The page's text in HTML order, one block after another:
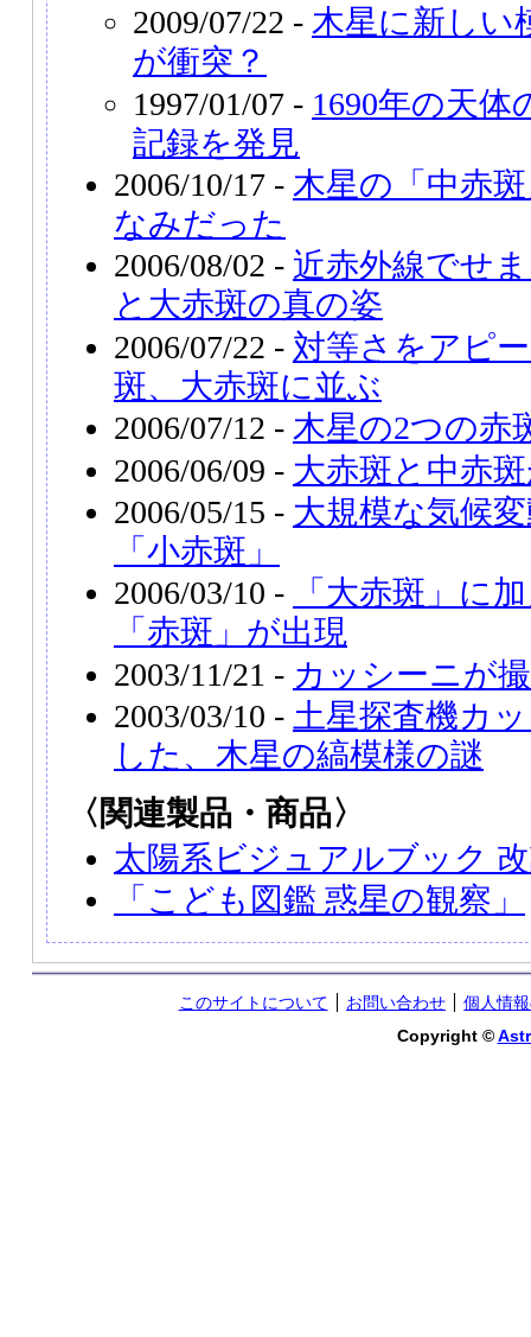
2009/07/22 - 木星に新しい
が衝突？
1997/01/07 - 1690年の天体
記録を発見
2006/10/17 - 木星の「中赤
なみだった
2006/08/02 - 近赤外線でせ
と大赤斑の真の姿
2006/07/22 - 対等さをアピ
斑、大赤斑に並ぶ
2006/07/12 - 木星の2つの赤
2006/06/09 - 大赤斑と中赤
2006/05/15 - 大規模な気候
「小赤斑」
2006/03/10 -
「大赤斑」に
「赤斑」が出現
2003/11/21 - カッシーニが
2003/03/10 - 土星探査機カ
した、木星の縞模様の謎
〈関連製品・商品〉
太陽系ビジュアルブック
「こども図鑑 惑星の観察」
このサイトについて お問い合わせ
個人情
Copyright ©